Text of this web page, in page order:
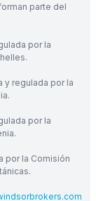
parte del
por la
y regulada por la
por la
por la Comisión